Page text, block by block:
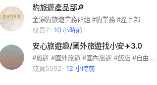
豹旅遊產品部🔎
金湶豹旅遊業務群組 #豹業務 #產品部
成員7
10 小時前
安心旅遊趣/國外旅遊找小安✈️3.0
#旅遊 #國外旅遊 #國內旅遊 #飯店 #自由行 #離島 #機加酒
成員5592
12 小時前